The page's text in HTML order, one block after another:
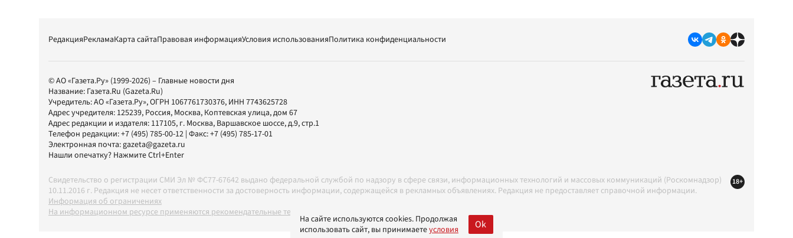
РедакцияРекламаКарта сайтаПравовая информацияУсловия использованияПолитика конфиденциальности
© АО «Газета.Ру» (1999-2026) – Главные новости дня
Название: Газета.Ru (Gazeta.Ru)
Учредитель:АО «Газета.Ру», ОГРН 1067761730376, ИНН 7743625728
Адрес учредителя: 125239, Россия, Москва, Коптевская улица, дом 67
Адрес редакции и издателя: 117105, г. Москва, Варшавское шоссе, д.9, стр.1
Телефон редакции:+7 (495) 785-00-12 | Факс:+7 (495) 785-17-01
Электронная почта:gazeta@gazeta.ru
Нашли опечатку? Нажмите Ctrl+Enter
Свидетельство о регистрации СМИ Эл № ФС77-67642 выдано федеральной службой по надзору в сфере связи, информационных технологий и массовых коммуникаций (Роскомнадзор)
10.11.2016 г. Редакция не несет ответственности за достоверность информации, содержащейся в рекламных объявлениях. Редакция не предоставляет справочной информации.
Информация об ограничениях
На информационном ресурсе применяются рекомендательные технологии в соответствии с Правилами
18+
На сайте используются cookies. Продолжая
использовать сайт, вы принимаетеусловия Ok